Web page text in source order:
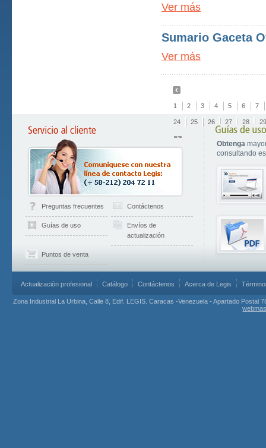
Ver más
Sumario Gaceta
Ver más
1 2 3 4 5 6 7
24 25 26 27 28 29
Preguntas frecuentes Contáctenos
Guías de uso
Envíos de
actualización
Puntos de venta
Obtenga
consultando
Actualización profesional Catálogo Contáctenos Acerca de Legis
Zona Industrial La Urbina, Calle 8, Edif. LEGIS. Caracas -Venezuela - Apartado